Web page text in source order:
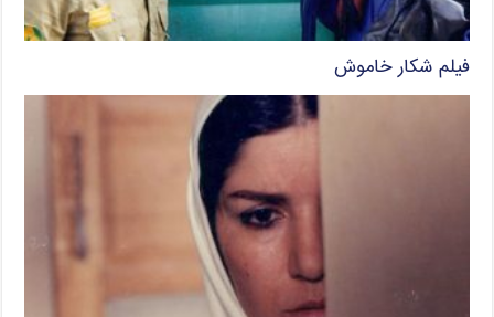
فیلم شکار خاموش